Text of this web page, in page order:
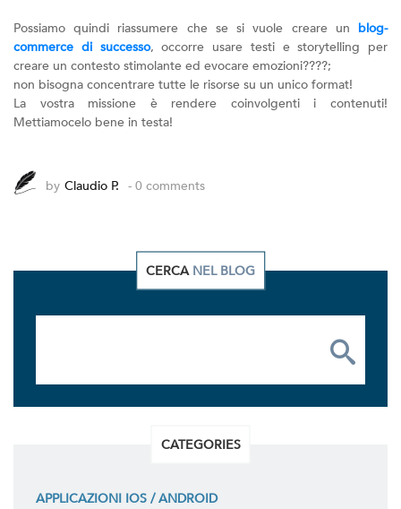
Possiamo quindi riassumere che se si vuole creare un blog-
commerce di successo, occorre usare testi e storytelling per
creare un contesto stimolante ed evocare emozioni????;
non bisogna concentrare tutte le risorse su un unico format!
La vostra missione è rendere coinvolgenti i contenuti!
Mettiamocelo bene in testa!
by Claudio P. - 0 comments
CERCA NEL BLOG
CATEGORIES
APPLICAZIONI IOS / ANDROID